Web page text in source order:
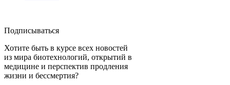
Подписываться
Хотите быть в курсе всех новостей
из мира биотехнологий, открытий в
медицине и перспектив продления
жизни и бессмертия?